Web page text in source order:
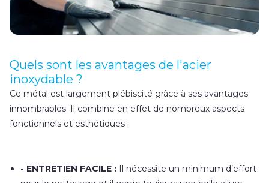
Quels sont les avantages de l'acier
inoxydable ?
Ce métal est largement plébiscité grâce à ses avantages
innombrables. Il combine en effet de nombreux aspects
fonctionnels et esthétiques :
- ENTRETIEN FACILE :Il nécessite un minimum d’effort